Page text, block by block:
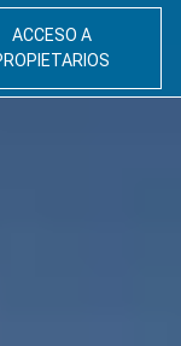
ACCESO A